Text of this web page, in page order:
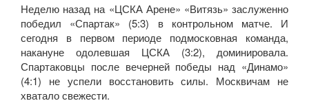
Неделю назад на «ЦСКА Арене» «Витязь» заслуженно
победил «Спартак» (5:3) в контрольном матче. И
сегодня в первом периоде подмосковная команда,
накануне одолевшая ЦСКА (3:2), доминировала.
Спартаковцы после вечерней победы над «Динамо»
(4:1) не успели восстановить силы. Москвичам не
хватало свежести.